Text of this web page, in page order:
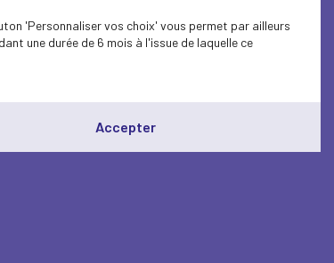
'Personnaliser vos choix' vous permet par ailleurs
une durée de 6 mois à l'issue de laquelle ce
Accepter